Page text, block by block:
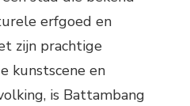
erfgoed en
zijn prachtige
kunstscene en
is Battambang